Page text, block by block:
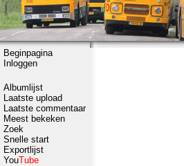
Beginpagina
Inloggen
Albumlijst
Laatste upload
Laatste commentaar
Meest bekeken
Zoek
Snelle start
Exportlijst
YouTube